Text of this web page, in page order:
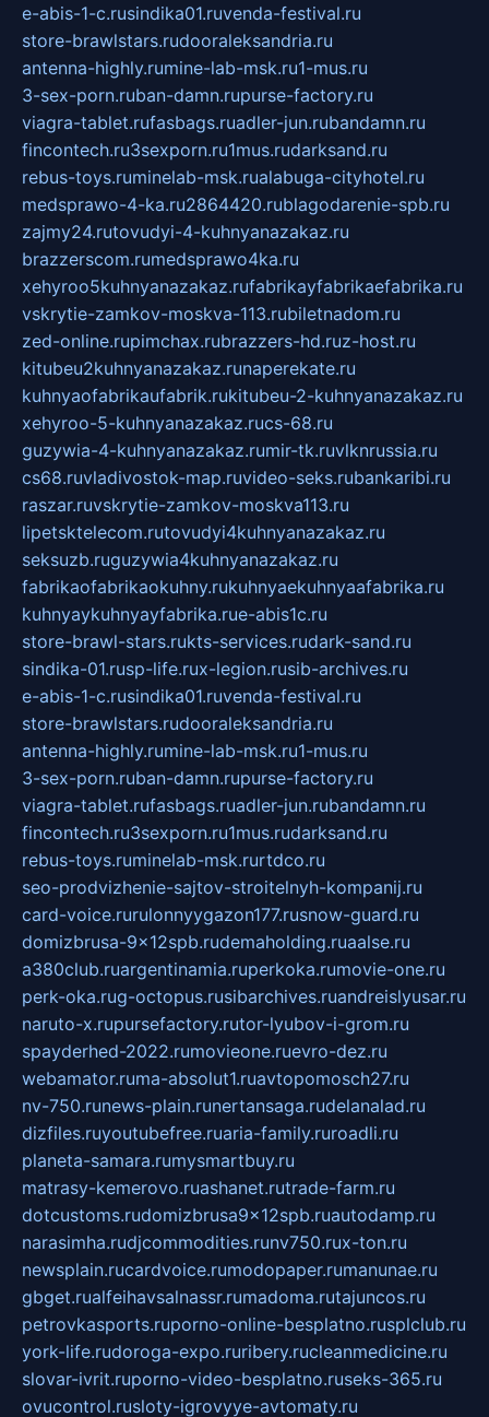
e-abis-1-c.rusindika01.ruvenda-festival.ru
store-brawlstars.rudooraleksandria.ru
antenna-highly.rumine-lab-msk.ru1-mus.ru
3-sex-porn.ruban-damn.rupurse-factory.ru
viagra-tablet.rufasbags.ruadler-jun.rubandamn.ru
fincontech.ru3sexporn.ru1mus.rudarksand.ru
rebus-toys.ruminelab-msk.rualabuga-cityhotel.ru
medsprawo-4-ka.ru2864420.rublagodarenie-spb.ru
zajmy24.rutovudyi-4-kuhnyanazakaz.ru
brazzerscom.rumedsprawo4ka.ru
xehyroo5kuhnyanazakaz.rufabrikayfabrikaefabrika.ru
vskrytie-zamkov-moskva-113.rubiletnadom.ru
zed-online.rupimchax.rubrazzers-hd.ruz-host.ru
kitubeu2kuhnyanazakaz.runaperekate.ru
kuhnyaofabrikaufabrik.rukitubeu-2-kuhnyanazakaz.ru
xehyroo-5-kuhnyanazakaz.rucs-68.ru
guzywia-4-kuhnyanazakaz.rumir-tk.ruvlknrussia.ru
cs68.ruvladivostok-map.ruvideo-seks.rubankaribi.ru
raszar.ruvskrytie-zamkov-moskva113.ru
lipetsktelecom.rutovudyi4kuhnyanazakaz.ru
seksuzb.ruguzywia4kuhnyanazakaz.ru
fabrikaofabrikaokuhny.rukuhnyaekuhnyaafabrika.ru
kuhnyaykuhnyayfabrika.rue-abis1c.ru
store-brawl-stars.rukts-services.rudark-sand.ru
sindika-01.rusp-life.rux-legion.rusib-archives.ru
e-abis-1-c.rusindika01.ruvenda-festival.ru
store-brawlstars.rudooraleksandria.ru
antenna-highly.rumine-lab-msk.ru1-mus.ru
3-sex-porn.ruban-damn.rupurse-factory.ru
viagra-tablet.rufasbags.ruadler-jun.rubandamn.ru
fincontech.ru3sexporn.ru1mus.rudarksand.ru
rebus-toys.ruminelab-msk.rurtdco.ru
seo-prodvizhenie-sajtov-stroitelnyh-kompanij.ru
card-voice.rurulonnyygazon177.rusnow-guard.ru
domizbrusa-9x12spb.rudemaholding.ruaalse.ru
a380club.ruargentinamia.ruperkoka.rumovie-one.ru
perk-oka.rug-octopus.rusibarchives.ruandreislyusar.ru
naruto-x.rupursefactory.rutor-lyubov-i-grom.ru
spayderhed-2022.rumovieone.ruevro-dez.ru
webamator.ruma-absolut1.ruavtopomosch27.ru
nv-750.runews-plain.runertansaga.rudelanalad.ru
dizfiles.ruyoutubefree.ruaria-family.ruroadli.ru
planeta-samara.rumysmartbuy.ru
matrasy-kemerovo.ruashanet.rutrade-farm.ru
dotcustoms.rudomizbrusa9x12spb.ruautodamp.ru
narasimha.rudjcommodities.runv750.rux-ton.ru
newsplain.rucardvoice.rumodopaper.rumanunae.ru
gbget.rualfeihavsalnassr.rumadoma.rutajuncos.ru
petrovkasports.ruporno-online-besplatno.rusplclub.ru
york-life.rudoroga-expo.ruribery.rucleanmedicine.ru
slovar-ivrit.ruporno-video-besplatno.ruseks-365.ru
ovucontrol.rusloty-igrovyye-avtomaty.ru